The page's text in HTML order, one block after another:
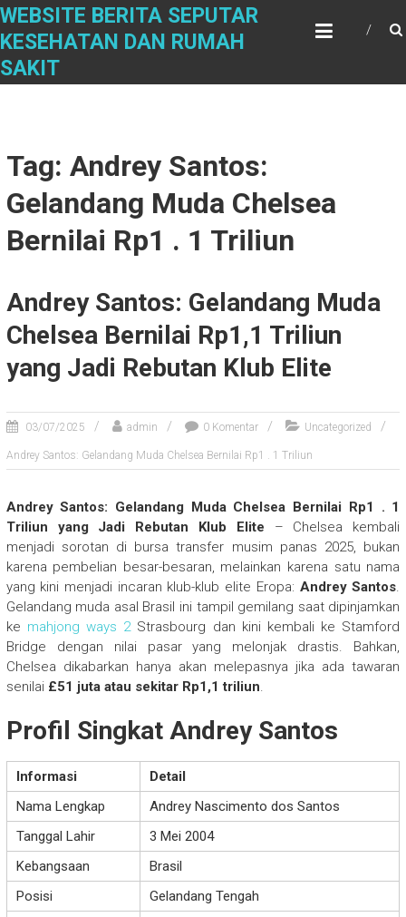
Skip
content
WEBSITE BERITA SEPUTAR
KESEHATAN DAN RUMAH
SAKIT
Tag: Andrey Santos:
Gelandang Muda Chelsea
Bernilai Rp1 . 1 Triliun
Andrey Santos: Gelandang Muda
Chelsea Bernilai Rp1,1 Triliun
yang Jadi Rebutan Klub Elite
03/07/2025 admin 0 Komentar Uncategorized
Andrey Santos: Gelandang Muda Chelsea Bernilai Rp1 . 1 Triliun
Andrey Santos: Gelandang Muda Chelsea Bernilai Rp1 . 1
Triliun yang Jadi Rebutan Klub Elite – Chelsea kembali
menjadi sorotan di bursa transfer musim panas 2025, bukan
karena pembelian besar-besaran, melainkan karena satu nama
yang kini menjadi incaran klub-klub elite Eropa: Andrey Santos.
Gelandang muda asal Brasil ini tampil gemilang saat dipinjamkan
ke mahjong ways 2Strasbourg dan kini kembali ke Stamford
Bridge dengan nilai pasar yang melonjak drastis. Bahkan,
Chelsea dikabarkan hanya akan melepasnya jika ada tawaran
senilai £51 juta atau sekitar Rp1,1 triliun.
Profil Singkat Andrey Santos
Informasi
Detail
Nama Lengkap
Andrey Nascimento dos Santos
Tanggal Lahir
3 Mei 2004
Kebangsaan
Brasil
Posisi
Gelandang Tengah